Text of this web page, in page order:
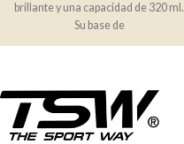
brillante y una capacidad de 320 ml.
Su base de